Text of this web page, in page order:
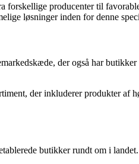
producenter til
løsninger inden for denne
der også har
der inkluderer produkter af
butikker rundt om i